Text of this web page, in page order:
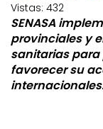
Vistas: 432
SENASA
provinciales y
sanitarias
favorecer su